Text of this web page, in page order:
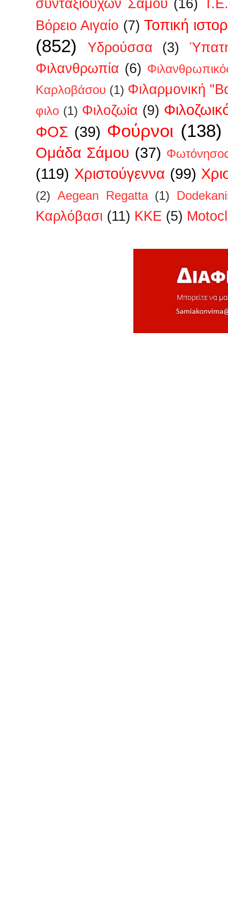
συνταξιούχων Σάμου (16)
Βόρειο Αιγαίο (7) Τοπική
(852) Υδρούσσα (3)
Φιλανθρωπία (6)
Καρλοβάσου (1) Φιλαρμονική
φιλο (1) Φιλοζωία (9)
ΦΟΣ (39) Φούρνοι (138)
Ομάδα Σάμου (37)
(119) Χριστούγεννα (99)
(2) Aegean Regatta (1)
Kαρλόβασι (11) KKE (5)